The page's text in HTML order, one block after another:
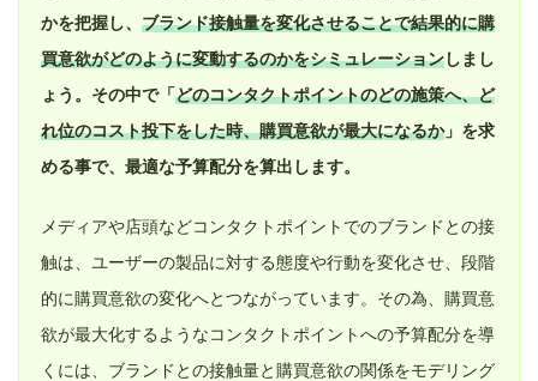
かを把握し、 ブランド接触量を変化させることで結果的に購
買意欲がどのように変動するのかをシミュレーションしまし
ょう。その中で「どのコンタクトポイントのどの施策へ、ど
れ位のコスト投下をした時、購買意欲が最大になるか」を求
める事で、最適な予算配分を算出します。
メディアや店頭などコンタクトポイントでのブランドとの接
触は、ユーザーの製品に対する態度や行動を変化させ、段階
的に購買意欲の変化へとつながっています。その為、購買意
欲が最大化するようなコンタクトポイントへの予算配分を導
くには、ブランドとの接触量と購買意欲の関係をモデリング